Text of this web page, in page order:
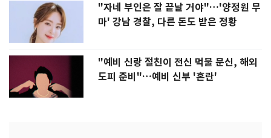
"자네 부인은 잘 끝날 거야"…'양정원 무
마' 강남 경찰, 다른 돈도 받은 정황
"예비 신랑 절친이 전신 먹물 문신, 해외
도피 준비"…예비 신부 '혼란'